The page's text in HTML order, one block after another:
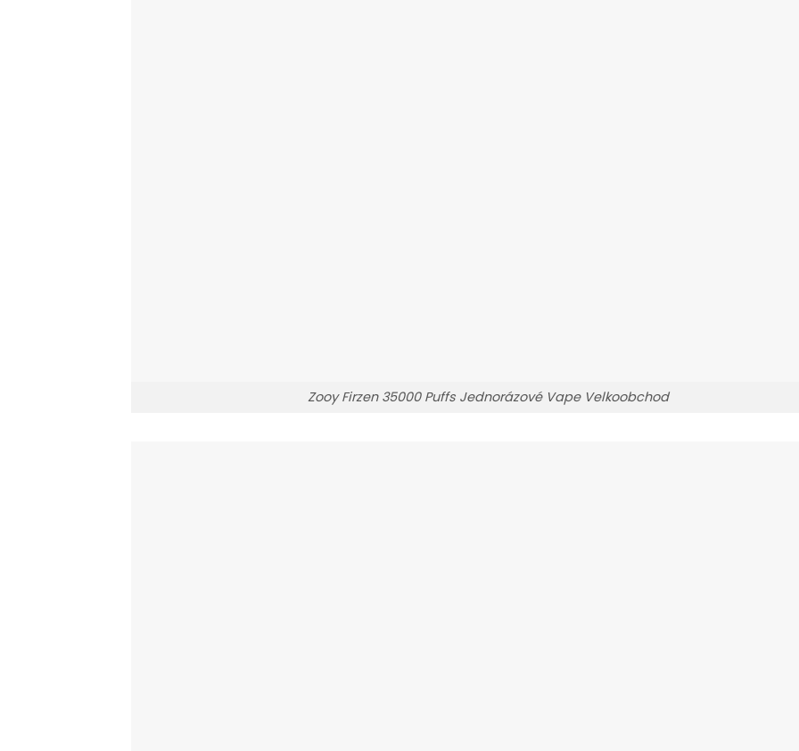
Zooy Firzen 35000 Puffs Jednorázové Vape Velkoobchod